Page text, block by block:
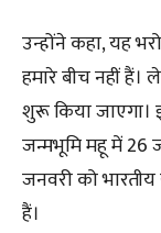
उन्होंने कहा, यह
हमारे बीच नहीं
शुरू किया
जन्मभूमि महू में 26
जनवरी को
हैं।